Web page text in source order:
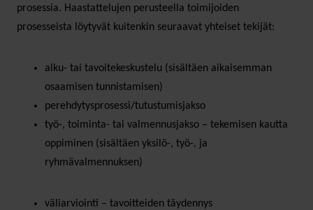
prosessia. Haastattelujen perusteella toimijoiden
prosesseista löytyvät kuitenkin seuraavat yhteiset tekijät:
alku- tai tavoitekeskustelu (sisältäen aikaisemman
osaamisen tunnistamisen)
perehdytysprosessi/tutustumisjakso
työ-, toiminta- tai valmennusjakso – tekemisen kautta
oppiminen (sisältäen yksilö-, työ-, ja
ryhmävalmennuksen)
väliarviointi – tavoitteiden täydennys